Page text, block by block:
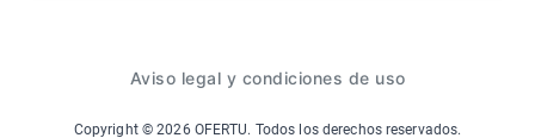
Aviso legal y condiciones de uso
Copyright ©2026 OFERTU. Todos los derechos reservados.